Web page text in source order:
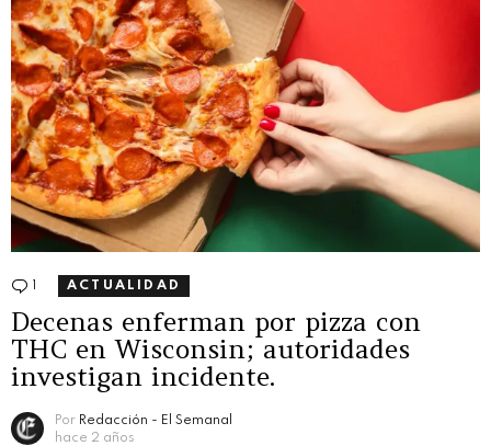
Comentario
ACTUALIDAD
Decenas enferman por pizza con
THC en Wisconsin; autoridades
investigan incidente.
Por Redacción - El Semanal
hace 2 años